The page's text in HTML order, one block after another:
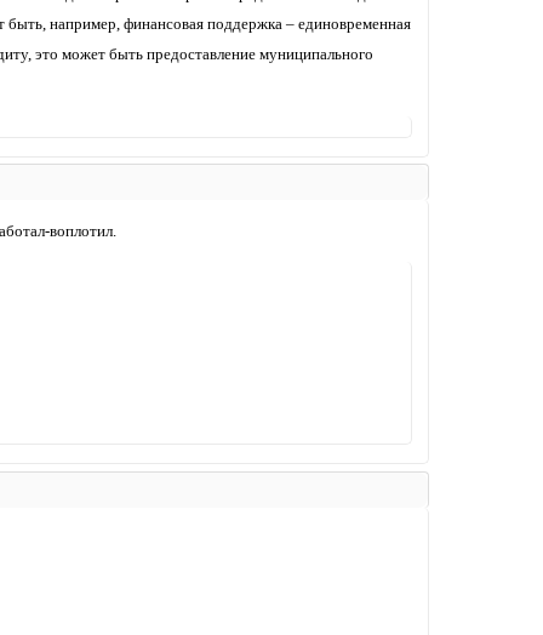
например, финансовая поддержка – единовременная
это может быть предоставление муниципального
воплотил.